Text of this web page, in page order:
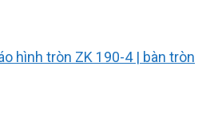
hình tròn ZK 190-4 | bàn tròn